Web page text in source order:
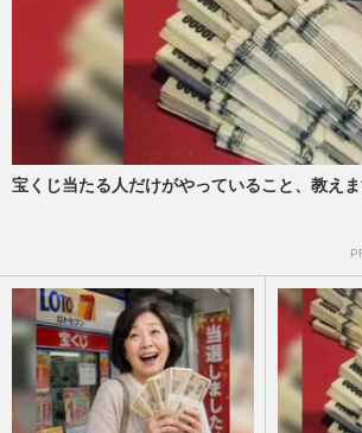
宝くじ当たる人だけがやっていること、教え